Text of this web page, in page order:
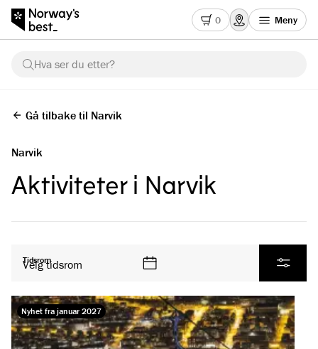
0 Meny
Hva ser du etter?
Gå tilbake til Narvik
Narvik
Aktiviteter i Narvik
Filtrer
Tidsrom
Velg tidsrom
Nyhet fra januar 2027